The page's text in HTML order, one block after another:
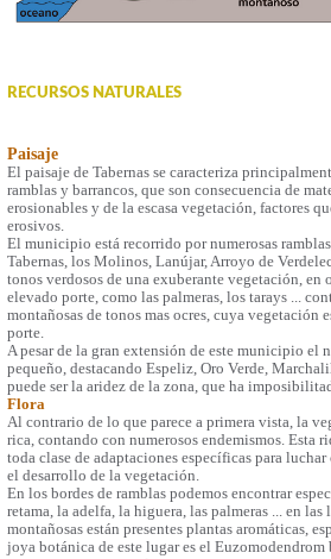
RECURSOS NATURALES
Paisaje
El paisaje de Tabernas se caracteriza
ramblas y barrancos, que son consecuencia de
erosionables y de la escasa vegetación, factores
erosivos.
El municipio está recorrido por numerosas
Tabernas, los Molinos, Lanújar, Arroyo de
tonos verdosos de una exuberante vegetación, en
elevado porte, como las palmeras, los tarays ...
montañosas de tonos mas ocres, cuya vegetación
porte.
A pesar de la gran extensión de este municipio el
pequeño, destacando Espeliz, Oro Verde,
puede ser la aridez de la zona, que ha
Flora
Al contrario de lo que parece a primera vista, la
rica, contando con numerosos endemismos. Esta
toda clase de adaptaciones específicas para
el desarrollo de la vegetación.
En los bordes de ramblas podemos encontrar
retama, la adelfa, la higuera, las palmeras ... en las
montañosas están presentes plantas aromáticas,
joya botánica de este lugar es el